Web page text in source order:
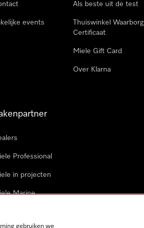
events
Als beste uit de test
Thuiswinkel Waarborg
Certificaat
Miele Gift Card
Over Klarna
Professional
in projecten
Marine
gebruiken we